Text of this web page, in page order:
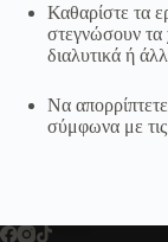
Καθαρίστε τα
στεγνώσουν τα
διαλυτικά ή
Να
σύμφωνα με